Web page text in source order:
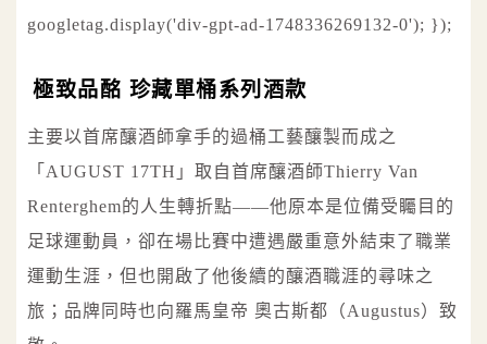
googletag.display('div-gpt-ad-1748336269132-0'); });
極致品酩 珍藏單桶系列酒款
主要以首席釀酒師拿手的過桶工藝釀製而成之
「AUGUST 17TH」取自首席釀酒師Thierry Van
Renterghem的人生轉折點——他原本是位備受矚目的
足球運動員，卻在場比賽中遭遇嚴重意外結束了職業
運動生涯，但也開啟了他後續的釀酒職涯的尋味之
旅；品牌同時也向羅馬皇帝 奧古斯都（Augustus）致